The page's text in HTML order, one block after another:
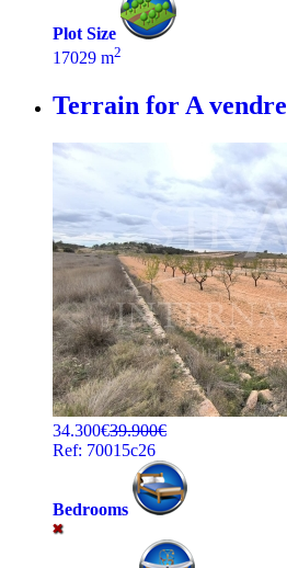
Plot Size
17029 m2
Terrain for A vendre
34.300€39.900€
Ref: 70015c26
Bedrooms